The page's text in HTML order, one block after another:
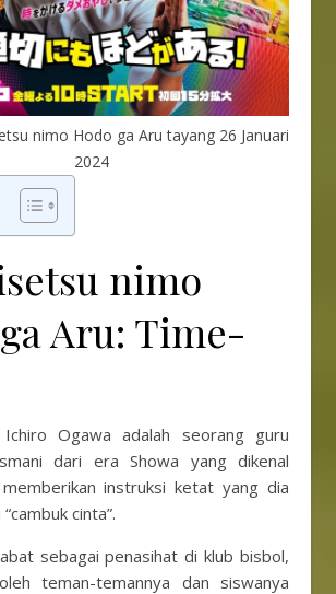
nimo Hodo ga Aru tayang 26 Januari
2024
nimo
Aru: Time-
Ogawa adalah seorang guru
dari era Showa yang dikenal
instruksi ketat yang dia
cinta”.
sebagai penasihat di klub bisbol,
teman-temannya dan siswanya